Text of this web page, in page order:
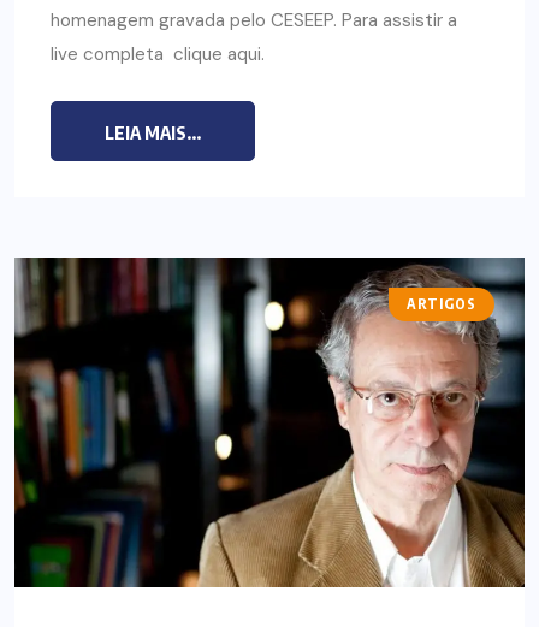
homenagem gravada pelo CESEEP. Para assistir a
live completa clique aqui.
LEIA MAIS...
ARTIGOS